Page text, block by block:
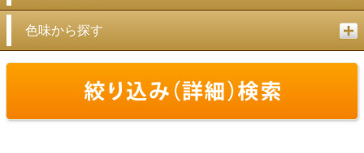
色味から探す